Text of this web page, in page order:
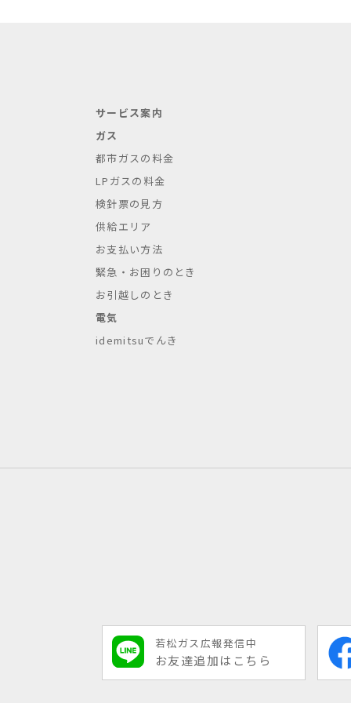
サービス案内
ガス
都市ガスの料金
LPガスの料金
検針票の見方
供給エリア
お支払い方法
緊急・お困りのとき
お引越しのとき
電気
idemitsuでんき
若松ガス広報発信中
お友達追加はこちら